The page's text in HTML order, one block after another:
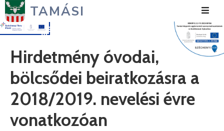
TAMÁSI
Polgármesteri
Hivatal
Hirdetmény óvodai,
bölcsődei beiratkozásra a
2018/2019. nevelési évre
vonatkozóan